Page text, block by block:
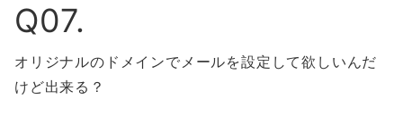
Q07.
オリジナルのドメインでメールを設定して欲しいんだ
けど出来る？